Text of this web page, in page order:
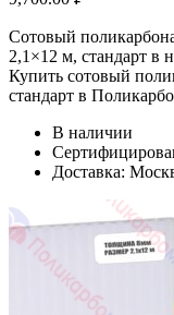
Сотовый
2,1×12 м, стандарт в
Купить сотовый
стандарт в
В наличии
Доставка: